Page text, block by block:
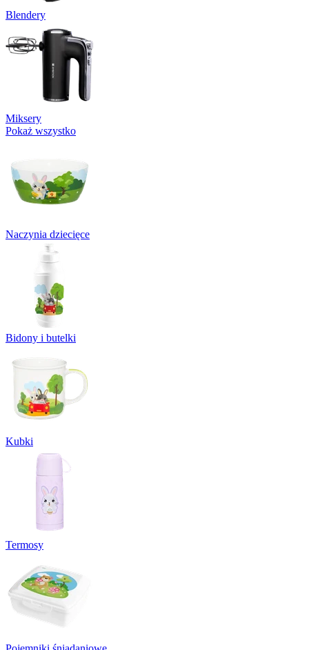
Blendery
Miksery
Pokaż wszystko
Naczynia dziecięce
Bidony i butelki
Kubki
Termosy